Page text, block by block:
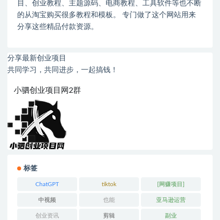
目、创业教程、主题源码、电商教程、工具软件等也不断
的从淘宝购买很多教程和模板。 专门做了这个网站用来
分享这些精品付款资源。
分享最新创业项目
共同学习，共同进步，一起搞钱！
小驷创业项目网2群
标签
ChatGPT tiktok [网赚项目]
中视频 也能 亚马逊运营
创业资讯 剪辑 副业